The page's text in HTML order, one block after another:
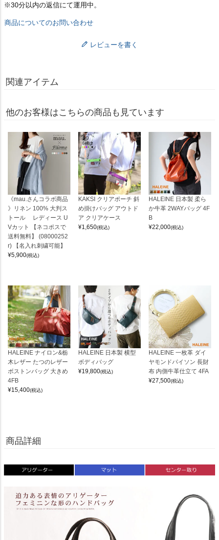
※30分以内の返信にて運用中。
商品についてのお問い合わせ
レビューを書く
関連アイテム
他のお客様はこちらの商品も見ています
《mau.さんコラボ商品
》リネン 100% 大判ス
トール レディース U
Vカット 【ネコポスで
送料無料】 (08000252
r) 【名入れ刺繍可能】
¥5,900(税込)
KAKSI クリアポーチ 斜
め掛けバッグ アウトド
ア クリアケース
¥1,650(税込)
HALEINE 日本製 柔ら
か牛革 2WAYバッグ 4F
B
¥22,000(税込)
HALEINE ナイロン&栃
木レザー たつのレザー
ボストンバッグ 大きめ
4FB
¥15,400(税込)
HALEINE 日本製 横型
ボディバッグ
¥19,800(税込)
HALEINE 一枚革 ダイ
ヤモンドパイソン 長財
布 内側牛革仕立て 4FA
¥27,500(税込)
商品詳細